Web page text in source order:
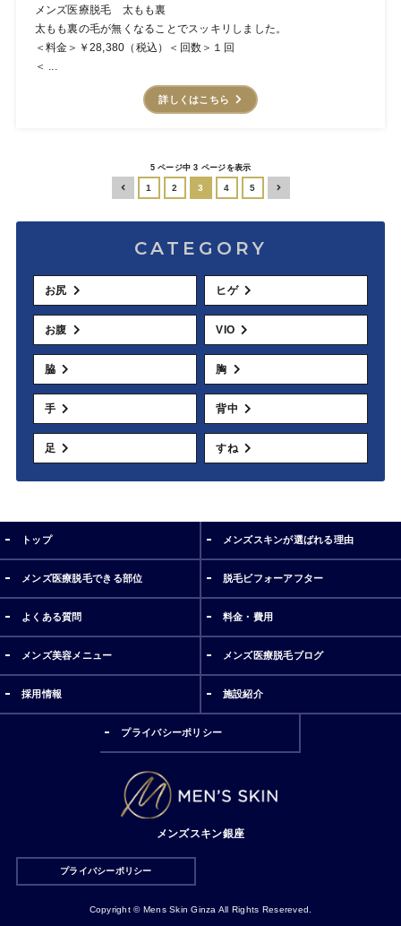
メンズ医療脱毛 太もも裏
太もも裏の毛が無くなることでスッキリしました。
＜料金＞￥28,380（税込）＜回数＞１回
＜ ...
詳しくはこちら
5 ページ中 3 ページを表示
1 2 3 4 5
CATEGORY
お尻 ヒゲ
お腹 VIO
脇 胸
手 背中
足 すね
トップ メンズスキンが選ばれる理由
メンズ医療脱毛できる部位 脱毛ビフォーアフター
よくある質問 料金・費用
メンズ美容メニュー メンズ医療脱毛ブログ
採用情報 施設紹介
プライバシーポリシー
メンズスキン銀座
プライバシーポリシー
Copyright © Mens Skin Ginza All Rights Resereved.